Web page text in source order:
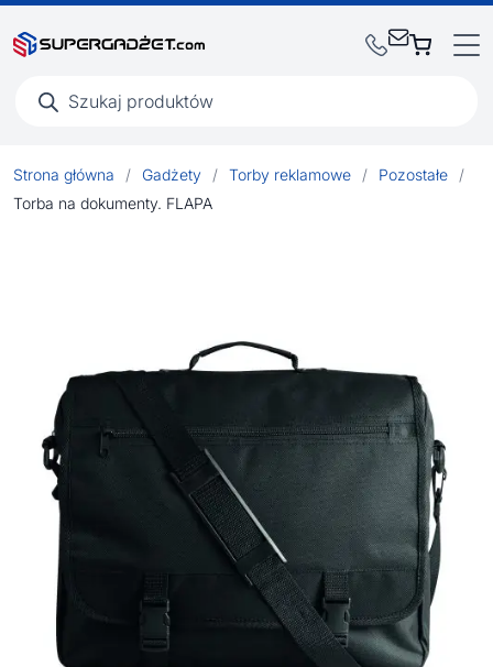
produktów
Strona główna / Gadżety / Torby reklamowe / Pozostałe
/
Torba na dokumenty. FLAPA